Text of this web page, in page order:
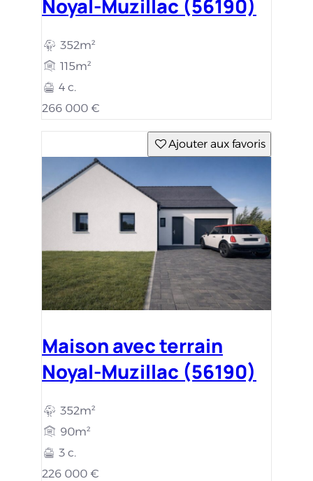
Noyal-Muzillac (56190)
352m²
115m²
4 c.
266 000 €
Ajouter aux favoris
Maison avec terrain
Noyal-Muzillac (56190)
352m²
90m²
3 c.
226 000 €